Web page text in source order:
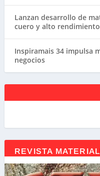
Lanzan desarrollo de
cuero y alto rendimiento
Inspiramais 34 impulsa
negocios
REVISTA